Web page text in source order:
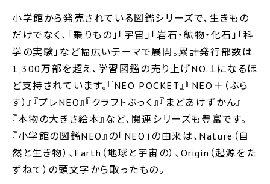
小学館から発売されている図鑑シリーズで、生きもの
だけでなく、「乗りもの」「宇宙」「岩石・鉱物・化石」「科
学の実験」など幅広いテーマで展開。累計発行部数は
1,300万部を超え、学習図鑑の売り上げNO.１になるほ
ど支持されています。『NEO POCKET』『NEO＋（ぷら
す）』『プレNEO』『クラフトぶっく』『まどあけずかん』
『本物の大きさ絵本』など、関連シリーズも豊富です。
『小学館の図鑑NEO』の「NEO」の由来は、Nature（自
然と生き物）、Earth（地球と宇宙の）、Origin（起源をた
ずねて）の頭文字から取ったもの。